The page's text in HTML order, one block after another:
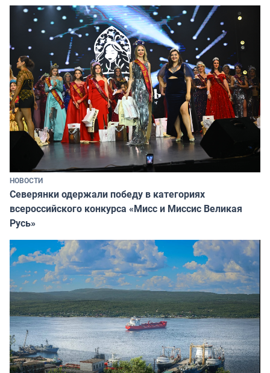
НОВОСТИ
Северянки одержали победу в категориях
всероссийского конкурса «Мисс и Миссис Великая
Русь»